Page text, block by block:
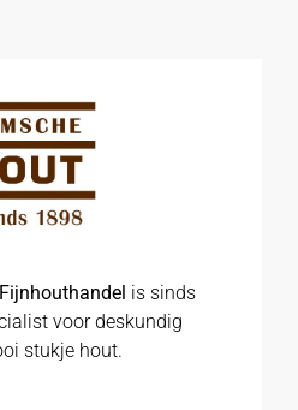
is sinds
voor deskundig
stukje hout.